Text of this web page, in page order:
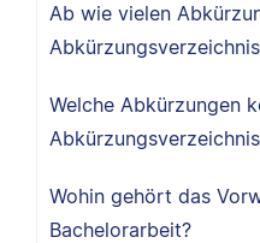
Ab wie vielen
Welche Abkürzungen
Wohin gehört das
Bachelorarbeit?